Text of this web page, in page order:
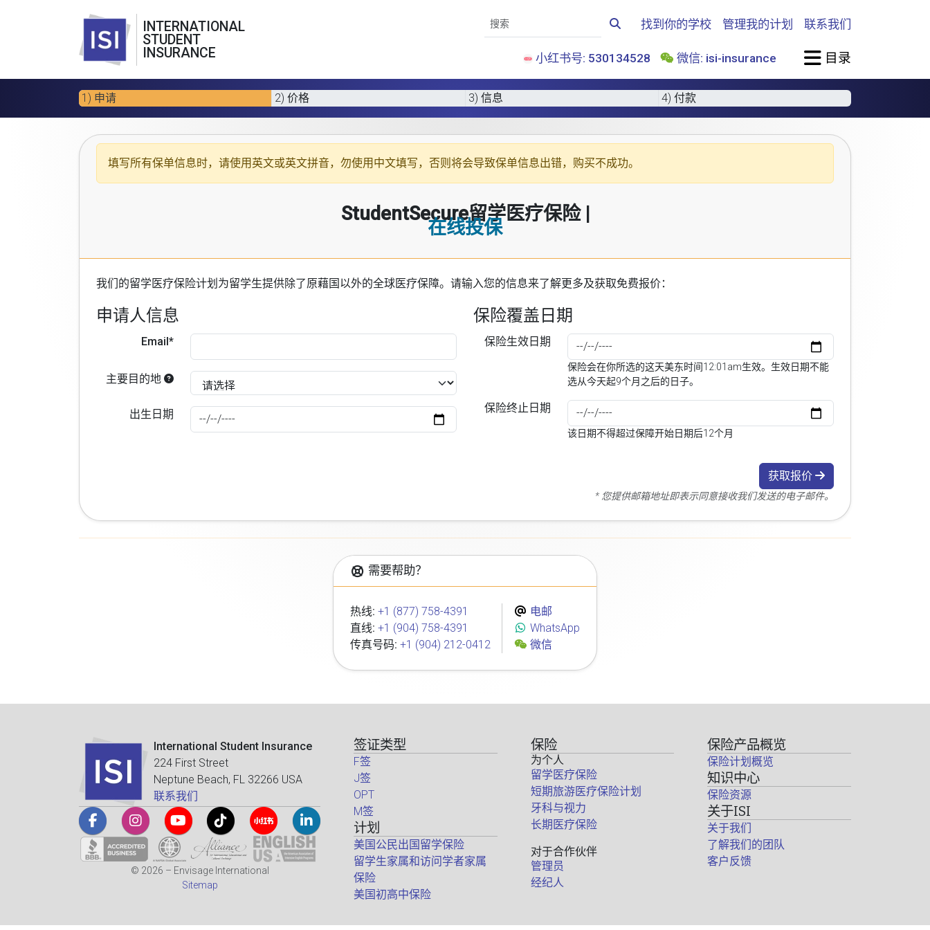
INTERNATIONAL
STUDENT
INSURANCE
找到你的学校 管理我的计划 联系我们
小红书号: 530134528 微信: isi-insurance 目录
1) 申请 2) 价格 3) 信息 4) 付款
填写所有保单信息时，请使用 英文或英文拼音，勿使用中文填写，否则将会导致保单信息出错，购买不成功。
StudentSecure留学医疗保险 |
在线投保
我们的留学医疗保险计划 为留学生提供除了原藉国以外的全球医疗保障。请输入您的信息来了解更多及获取免费报价：
申请人信息
Email*
主要目的地
出生日期
保险覆盖日期
保险生效日期
保险会在你所选的这天美东时间12:01am生效。生效日期不能
选从今天起9个月之后的日子。
保险终止日期
该日期不得超过保障开始日期后12个月
获取报价
* 您提供邮箱地址即表示同意接收我们发送的电子邮件。
需要帮助？
热线: +1 (877) 758-4391
直线: +1 (904) 758-4391
传真号码: +1 (904) 212-0412
电邮
WhatsApp
微信
International Student Insurance
224 First Street
Neptune Beach, FL 32266 USA
联系我们
© 2026 – Envisage International
Sitemap
签证类型
F签
J签
OPT
M签
计划
美国公民出国留学保险
留学生家属和访问学者家属
保险
美国初高中保险
保险
为个人
留学医疗保险
短期旅游医疗保险计划
牙科与视力
长期医疗保险
对于合作伙伴
管理员
经纪人
保险产品概览
保险计划概览
知识中心
保险资源
关于ISI
关于我们
了解我们的团队
客户反馈